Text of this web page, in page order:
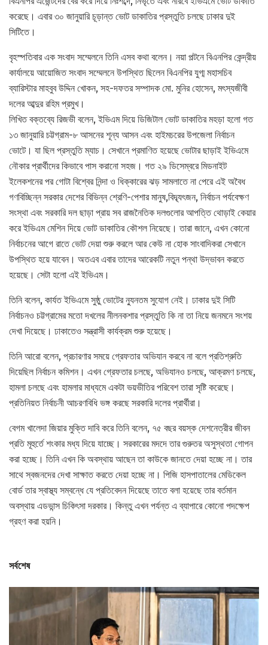
করেছে। এবার ৩০ জানুয়ারি চূড়ান্ত ভোট ডাকাতির প্রস্তুতি চলছে ঢাকার দুই
সিটিতে।
বৃহস্পতিবার এক সংবাদ সম্মেলনে তিনি এসব কথা বলেন। নয়া পল্টনে বিএনপির কেন্দ্রীয়
কার্যালয়ে আয়োজিত সংবাদ সম্মেলনে উপস্থিত ছিলেন বিএনপির যুগ্ম মহাসচিব
ব্যারিস্টার মাহবুব উদ্দিন খোকন, সহ-দফতর সম্পাদক মো. মুনির হোসেন, মৎস্যজীবী
দলের আব্দুর রহিম প্রমুখ।
লিখিত বক্তব্যে রিজভী বলেন, ইভিএম দিয়ে ডিজিটাল ভোট ডাকাতির মহড়া হলো গত
১৩ জানুয়ারি চট্টগ্রাম-৮ আসনের শূন্য আসন এবং হাইমচরের উপজেলা নির্বাচন
ভোটে। যা ছিল প্রস্তুতি ম্যাচ। সেখানে প্রমাণিত হয়েছে ভোটার ছাড়াই ইভিএমে
নৌকার প্রার্থীদের কিভাবে পাস করানো সহজ। গত ২৯ ডিসেম্বরে মিডনাইট
ইলেকশনের পর গোটা বিশ্বের নিন্দা ও ধিক্কারের ঝড় সামলাতে না পেরে এই অবৈধ
গণবিচ্ছিন্ন সরকার দেশের বিভিন্ন শ্রেণি-পেশার মানুষ,বিদ্ব্যৎজন, নির্বাচন পর্যবেক্ষণ
সংস্থা এবং সরকারি দল ছাড়া প্রায় সব রাজনৈতিক দলগুলোর আপত্তি থোড়াই কেয়ার
করে ইভিএম মেশিন দিয়ে ভোট ডাকাতির কৌশল নিয়েছে। তারা জানে, এখন কোনো
নির্বাচনের আগে রাতে ভোট দেয়া শুরু করলে আর কেউ না হোক সাংবাদিকরা সেখানে
উপস্থিত হয়ে যাবেন। অতএব এবার তাদের আরেকটি নতুন পন্থা উদ্ভাবন করতে
হয়েছে। সেটা হলো এই ইভিএম।
তিনি বলেন, কার্যত ইভিএমে সুষ্ঠু ভোটের ন্যুনতম সুযোগ নেই। ঢাকার দুই সিটি
নির্বাচনও চট্টগ্রামের মতো দখলের নীলনকশার প্রস্তুতি কি না তা নিয়ে জনমনে সংশয়
দেখা দিয়েছে। ঢাকাতেও সন্ত্রাসী কার্যক্রম শুরু হয়েছে।
তিনি আরো বলেন, প্রচারণার সময়ে গ্রেফতার অভিযান করবে না বলে প্রতিশ্রুতি
দিয়েছিল নির্বাচন কমিশন। এখন গ্রেফতার চলছে, অভিযানও চলছে, আক্রমণ চলছে,
হামলা চলছে এবং হামলার মাধ্যমে একটা ভয়ভীতির পরিবেশ তারা সৃষ্টি করেছে।
প্রতিনিয়ত নির্বাচনী আচরণবিধি ভঙ্গ করছে সরকারি দলের প্রার্থীরা।
বেগম খালেদা জিয়ার মুক্তি দাবি করে তিনি বলেন, ৭৫ বছর বয়স্ক দেশনেত্রীর জীবন
প্রতি মূহুর্তে শংকার মধ্য দিয়ে যাচ্ছে। সরকারের মদদে তার গুরুতর অসুস্থতা গোপন
করা হচ্ছে। তিনি এখন কি অবস্থায় আছেন তা কাউকে জানতে দেয়া হচ্ছে না। তার
সাথে স্বজনদের দেখা সাক্ষাত করতে দেয়া হচ্ছে না। পিজি হাসপাতালের মেডিকেল
বোর্ড তার স্বাস্থ্য সম্বন্ধে যে প্রতিবেদন দিয়েছে তাতে বলা হয়েছে তার বর্তমান
অবস্থায় এডভান্স চিকিৎসা দরকার। কিন্তু এখন পর্যন্ত এ ব্যাপারে কোনো পদক্ষেপ
গ্রহণ করা হয়নি।
সর্বশেষ